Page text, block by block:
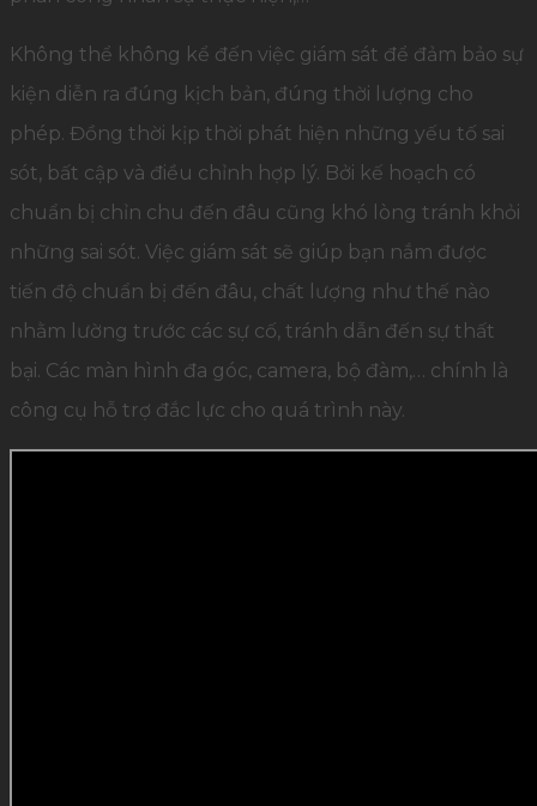
Không thể không kể đến việc giám sát để đảm bảo sự
kiện diễn ra đúng kịch bản, đúng thời lượng cho
phép. Đồng thời kịp thời phát hiện những yếu tố sai
sót, bất cập và điều chỉnh hợp lý. Bởi kế hoạch có
chuẩn bị chỉn chu đến đâu cũng khó lòng tránh khỏi
những sai sót. Việc giám sát sẽ giúp bạn nắm được
tiến độ chuẩn bị đến đâu, chất lượng như thế nào
nhằm lường trước các sự cố, tránh dẫn đến sự thất
bại. Các màn hình đa góc, camera, bộ đàm,… chính là
công cụ hỗ trợ đắc lực cho quá trình này.